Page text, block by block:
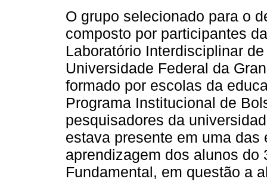
O grupo selecionado para o
composto por participantes
Laboratório Interdisciplinar
Universidade Federal da
formado por escolas da
Programa Institucional de
pesquisadores da
estava presente em uma
aprendizagem dos alunos do
Fundamental, em questão a